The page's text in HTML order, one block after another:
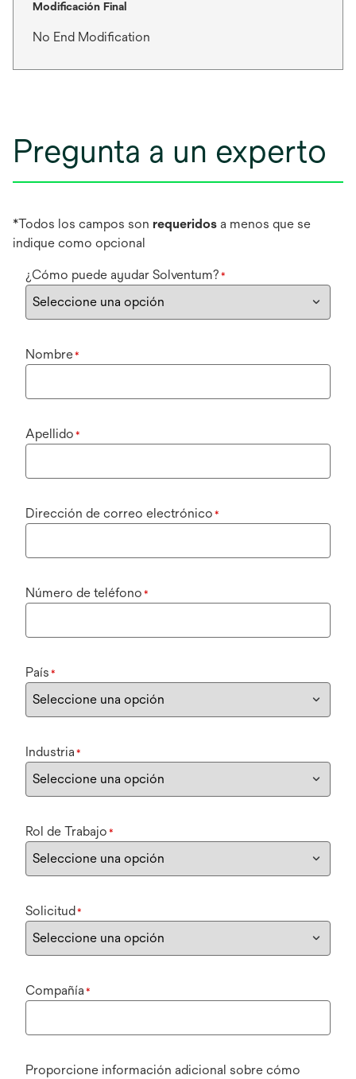
Modificación Final
No End Modification
Pregunta a un experto
*Todos los campos son requeridos a menos que se
indique como opcional
¿Cómo puede ayudar Solventum? *
Nombre*
Apellido *
Dirección de correo electrónico *
Número de teléfono *
País *
Industria *
Rol de Trabajo *
Solicitud *
Compañía *
Proporcione información adicional sobre cómo